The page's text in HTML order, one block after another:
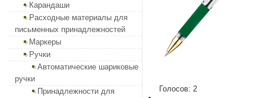
Карандаши
Расходные материалы для
письменных принадлежностей
Маркеры
Ручки
Автоматические шариковые
ручки
Принадлежности для
Голосов: 2